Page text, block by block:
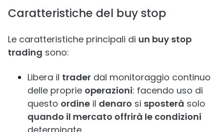
Caratteristiche del buy stop
Le caratteristiche principali di un buy stop
trading sono:
Libera il trader dal monitoraggio continuo
delle proprie operazioni: facendo uso di
questo ordine il denaro si sposterà solo
quando il mercato offrirà le condizioni